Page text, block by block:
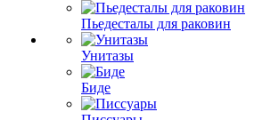
Пьедесталы для раковин
Унитазы
Биде